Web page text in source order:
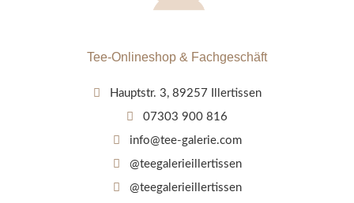
Tee-Onlineshop & Fachgeschäft
Hauptstr. 3, 89257 Illertissen
07303 900 816
info@tee-galerie.com
@teegalerieillertissen
@teegalerieillertissen